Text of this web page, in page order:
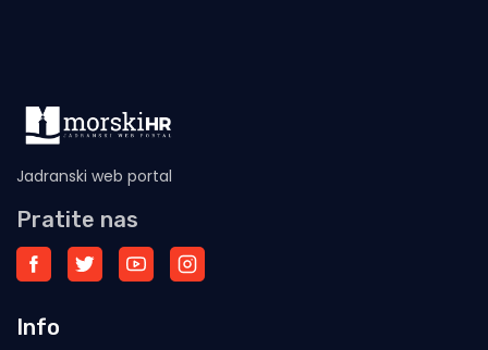
Jadranski web portal
Pratite nas
Info